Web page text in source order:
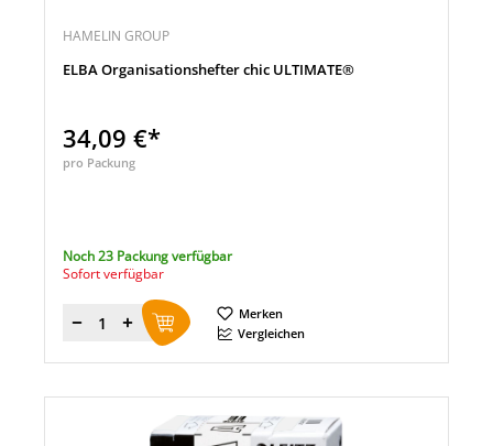
HAMELIN GROUP
ELBA Organisationshefter chic ULTIMATE®
34,09 €*
pro Packung
Noch 23 Packung verfügbar
Sofort verfügbar
Menge
Merken
Vergleichen